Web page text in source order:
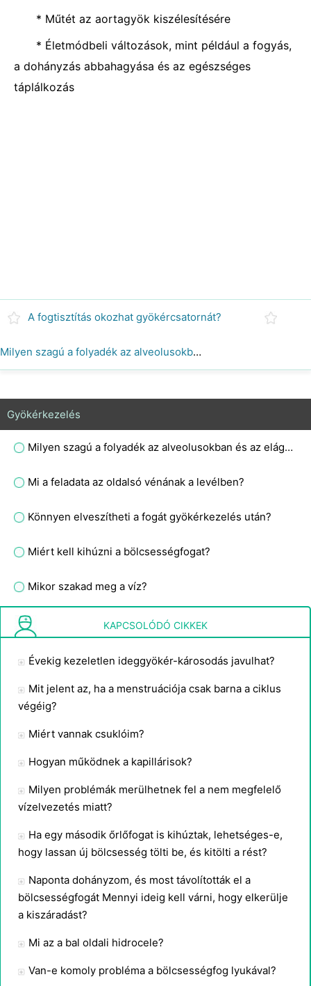
* Műtét az aortagyök kiszélesítésére
* Életmódbeli változások, mint például a fogyás,
a dohányzás abbahagyása és az egészséges
táplálkozás
A fogtisztítás okozhat gyökércsatornát?
Milyen szagú a folyadék az alveolusokban és az elágazásokban?
Gyökérkezelés
Milyen szagú a folyadék az alveolusokban és az elágazásokban?
Mi a feladata az oldalsó vénának a levélben?
Könnyen elveszítheti a fogát gyökérkezelés után?
Miért kell kihúzni a bölcsességfogat?
Mikor szakad meg a víz?
KAPCSOLÓDÓ CIKKEK
Évekig kezeletlen ideggyökér-károsodás javulhat?
Mit jelent az, ha a menstruációja csak barna a ciklus
végéig?
Miért vannak csuklóim?
Hogyan működnek a kapillárisok?
Milyen problémák merülhetnek fel a nem megfelelő
vízelvezetés miatt?
Ha egy második őrlőfogat is kihúztak, lehetséges-e,
hogy lassan új bölcsesség tölti be, és kitölti a rést?
Naponta dohányzom, és most távolították el a
bölcsességfogát Mennyi ideig kell várni, hogy elkerülje
a kiszáradást?
Mi az a bal oldali hidrocele?
Van-e komoly probléma a bölcsességfog lyukával?